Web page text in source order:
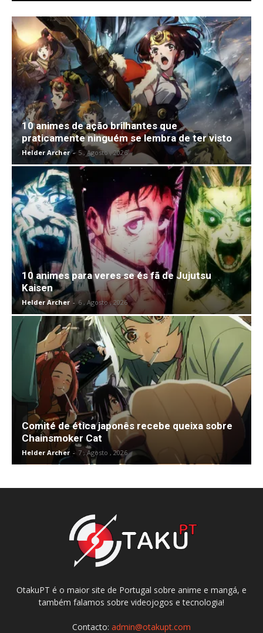
10 animes de ação brilhantes que
praticamente ninguém se lembra de ter visto
Helder Archer - 5 , Agosto , 2026
10 animes para veres se és fã de Jujutsu
Kaisen
Helder Archer - 6 , Agosto , 2026
Comité de ética japonês recebe queixa sobre
Chainsmoker Cat
Helder Archer - 7 , Agosto , 2026
OtakuPT é o maior site de Portugal sobre anime e mangá, e
também falamos sobre videojogos e tecnologia!
Contacto: admin@otakupt.com